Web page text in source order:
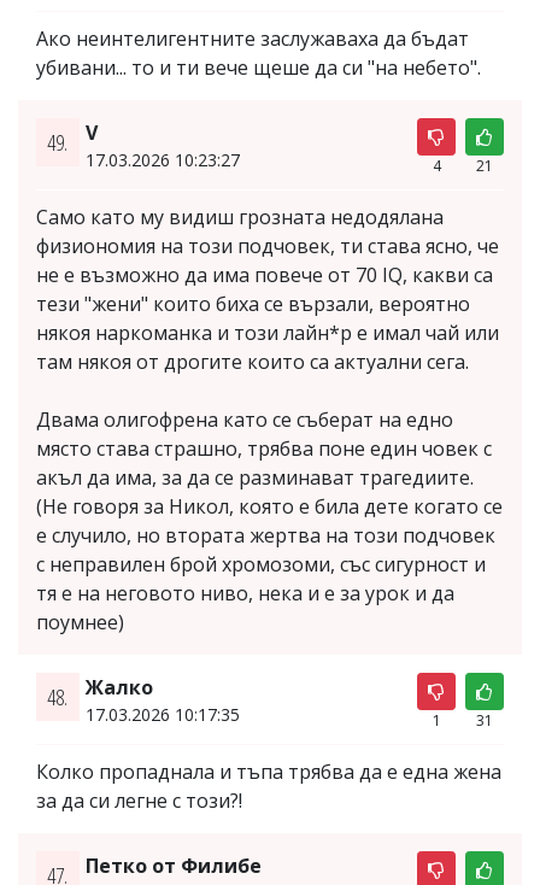
Ако неинтелигентните заслужаваха да бъдат
убивани... то и ти вече щеше да си "на небето".
49. V
17.03.2026 10:23:27 4 21
Само като му видиш грозната недодялана
физиономия на този подчовек, ти става ясно, че
не е възможно да има повече от 70 IQ, какви са
тези "жени" които биха се вързали, вероятно
някоя наркоманка и този лайн*р е имал чай или
там някоя от дрогите които са актуални сега.
Двама олигофрена като се съберат на едно
място става страшно, трябва поне един човек с
акъл да има, за да се разминават трагедиите.
(Не говоря за Никол, която е била дете когато се
е случило, но втората жертва на този подчовек
с неправилен брой хромозоми, със сигурност и
тя е на неговото ниво, нека и е за урок и да
поумнее)
48. Жалко
17.03.2026 10:17:35 1 31
Колко пропаднала и тъпа трябва да е една жена
за да си легне с този?!
47. Петко от Филибе